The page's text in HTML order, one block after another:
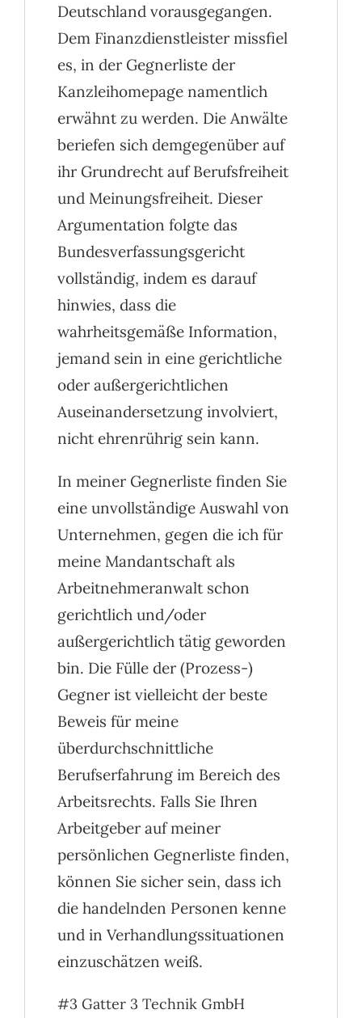
Deutschland vorausgegangen.
Dem Finanzdienstleister missfiel
es, in der Gegnerliste der
Kanzleihomepage namentlich
erwähnt zu werden. Die Anwälte
beriefen sich demgegenüber auf
ihr Grundrecht auf Berufsfreiheit
und Meinungsfreiheit. Dieser
Argumentation folgte das
Bundesverfassungsgericht
vollständig, indem es darauf
hinwies, dass die
wahrheitsgemäße Information,
jemand sein in eine gerichtliche
oder außergerichtlichen
Auseinandersetzung involviert,
nicht ehrenrührig sein kann.
In meiner Gegnerliste finden Sie
eine unvollständige Auswahl von
Unternehmen, gegen die ich für
meine Mandantschaft als
Arbeitnehmeranwalt schon
gerichtlich und/oder
außergerichtlich tätig geworden
bin. Die Fülle der (Prozess-)
Gegner ist vielleicht der beste
Beweis für meine
überdurchschnittliche
Berufserfahrung im Bereich des
Arbeitsrechts. Falls Sie Ihren
Arbeitgeber auf meiner
persönlichen Gegnerliste finden,
können Sie sicher sein, dass ich
die handelnden Personen kenne
und in Verhandlungssituationen
einzuschätzen weiß.
#3 Gatter 3 Technik GmbH